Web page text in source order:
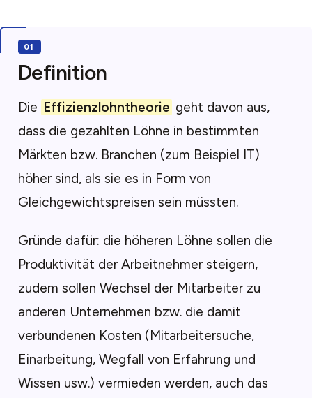
Definition
Die Effizienzlohntheorie geht davon aus,
dass die gezahlten Löhne in bestimmten
Märkten bzw. Branchen (zum Beispiel IT)
höher sind, als sie es in Form von
Gleichgewichtspreisen sein müssten.
Gründe dafür: die höheren Löhne sollen die
Produktivität der Arbeitnehmer steigern,
zudem sollen Wechsel der Mitarbeiter zu
anderen Unternehmen bzw. die damit
verbundenen Kosten (Mitarbeitersuche,
Einarbeitung, Wegfall von Erfahrung und
Wissen usw.) vermieden werden, auch das